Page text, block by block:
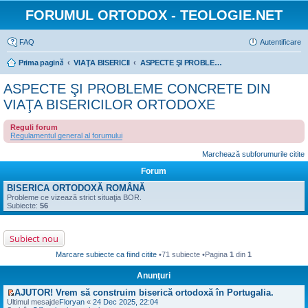
FORUMUL ORTODOX - TEOLOGIE.NET
FAQ Autentificare
Prima pagină VIAŢA BISERICII ASPECTE ŞI PROBLEME CONCRETE DIN VIAŢA BISERICILOR ORTODOXE
ASPECTE ŞI PROBLEME CONCRETE DIN
VIAŢA BISERICILOR ORTODOXE
Reguli forum
Regulamentul general al forumului
Marchează subforumurile citite
Forum
BISERICA ORTODOXĂ ROMÂNĂ
Probleme ce vizează strict situaţia BOR.
Subiecte: 56
Subiect nou
Marcare subiecte ca fiind citite •71 subiecte •Pagina1 din1
Anunţuri
V
AJUTOR! Vrem să construim biserică ortodoxă în Portugalia.
Ultimul mesajdeFloryan « 24 Dec 2025, 22:04